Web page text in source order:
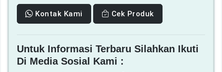
Kontak Kami Cek Produk
Untuk Informasi Terbaru Silahkan Ikuti
Di Media Sosial Kami :